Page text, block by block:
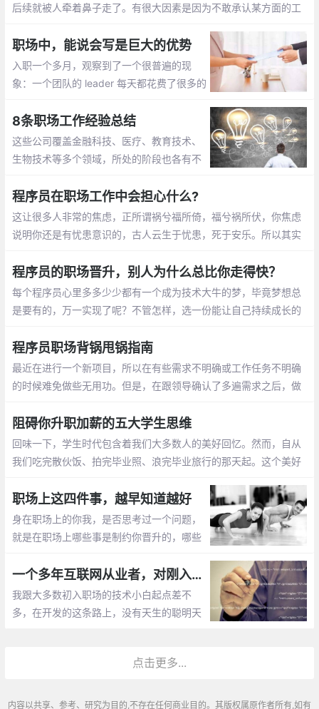
后续就被人牵着鼻子走了。有很大因素是因为不敢承认某方面的工
职场中，能说会写是巨大的优势
入职一个多月，观察到了一个很普遍的现
象：一个团队的 leader 每天都花费了很多的
始，说说昨天做的一些事情，然后解决团队
成员的实际问题
8条职场工作经验总结
这些公司覆盖金融科技、医疗、教育技术、
生物技术等多个领域，所处的阶段也各有不
Daniel 在不同的公司中担任各种各样的职
位，从基层员工到数据科学主管和战略顾问
主管都做过
程序员在职场工作中会担心什么?
这让很多人非常的焦虑，正所谓祸兮福所倚，福兮祸所伏，你焦虑
说明你还是有忧患意识的，古人云生于忧患，死于安乐。所以其实
程序员的职场晋升，别人为什么总比你走得快？
每个程序员心里多多少少都有一个成为技术大牛的梦，毕竟梦想总
是要有的，万一实现了呢？不管怎样，选一份能让自己持续成长的
程序员职场背锅甩锅指南
最近在进行一个新项目，所以在有些需求不明确或工作任务不明确
的时候难免做些无用功。但是，在跟领导确认了多遍需求之后，做
导上面还有领导
阻碍你升职加薪的五大学生思维
回味一下，学生时代包含着我们大多数人的美好回忆。然而，自从
我们吃完散伙饭、拍完毕业照、浪完毕业旅行的那天起。这个美好
学会新的规则和思维方式
职场上这四件事，越早知道越好
身在职场上的你我，是否思考过一个问题，
就是在职场上哪些事是制约你晋升的，哪些
聊，职场上的那些事，希望对你有所帮助，
同时，也希望你能够参与进来，一起讨论。
废话不多说
一个多年互联网从业者，对刚入职场人最真诚的忠告
我跟大多数初入职场的技术小白起点差不
多，在开发的这条路上，没有天生的聪明天
北邮北航的硕士下，自己也常常因此感到惭
点击更多...
内容以共享、参考、研究为目的,不存在任何商业目的。其版权属原作者所有,如有